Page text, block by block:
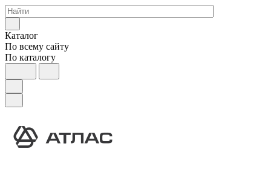
Каталог
По всему сайту
По каталогу